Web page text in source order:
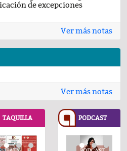
de excepciones
Ver más notas
Ver más notas
TAQUILLA PODCAST